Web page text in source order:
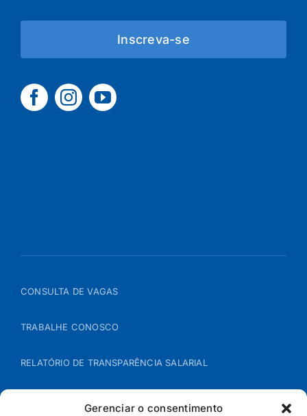
Gerenciar o consentimento
Inscreva-se
CONSULTA DE VAGAS
TRABALHE CONOSCO
RELATÓRIO DE TRANSPARÊNCIA SALARIAL